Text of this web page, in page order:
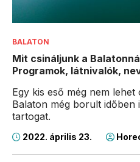
BALATON
Mit csináljunk a
Programok, látnivalók,
Egy kis eső még nem
Balaton még borult időben
tartogat.
2022. április 23.